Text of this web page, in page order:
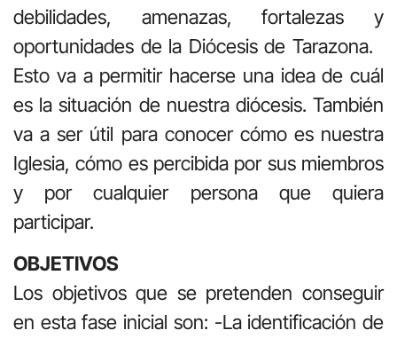
debilidades, amenazas, fortalezas y
oportunidades de la Diócesis de Tarazona.
Esto va a permitir hacerse una idea de cuál
es la situación de nuestra diócesis. También
va a ser útil para conocer cómo es nuestra
Iglesia, cómo es percibida por sus miembros
y por cualquier persona que quiera
participar.
OBJETIVOS
Los objetivos que se pretenden conseguir
en esta fase inicial son: -La identificación de